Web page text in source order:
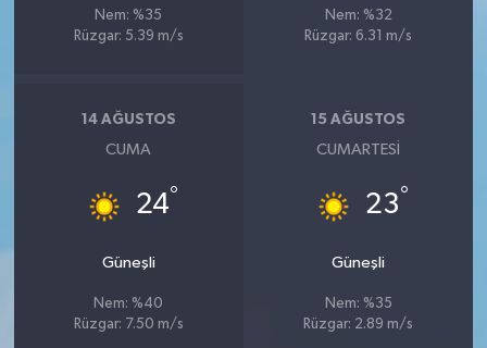
Nem: %35
Rüzgar: 5.39 m/s
Nem: %32
Rüzgar: 6.31 m/s
14 AĞUSTOS
CUMA
24°
Güneşli
Nem: %40
Rüzgar: 7.50 m/s
15 AĞUSTOS
CUMARTESI
23°
Güneşli
Nem: %35
Rüzgar: 2.89 m/s